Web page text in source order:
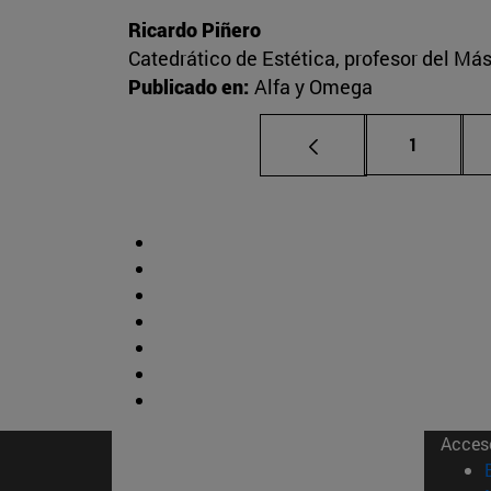
Ricardo Piñero
Catedrático de Estética, profesor del
Publicado en: Alfa y Omega
Página
1